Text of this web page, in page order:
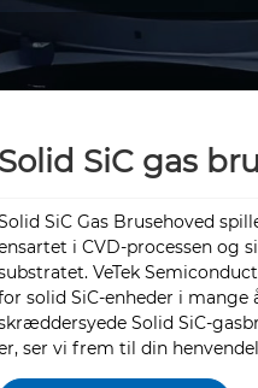
Solid SiC gas
SiC Gas Brusehoved
i CVD-processen og
VeTek
solid SiC-enheder i
Solid SiC-
ser vi frem til din